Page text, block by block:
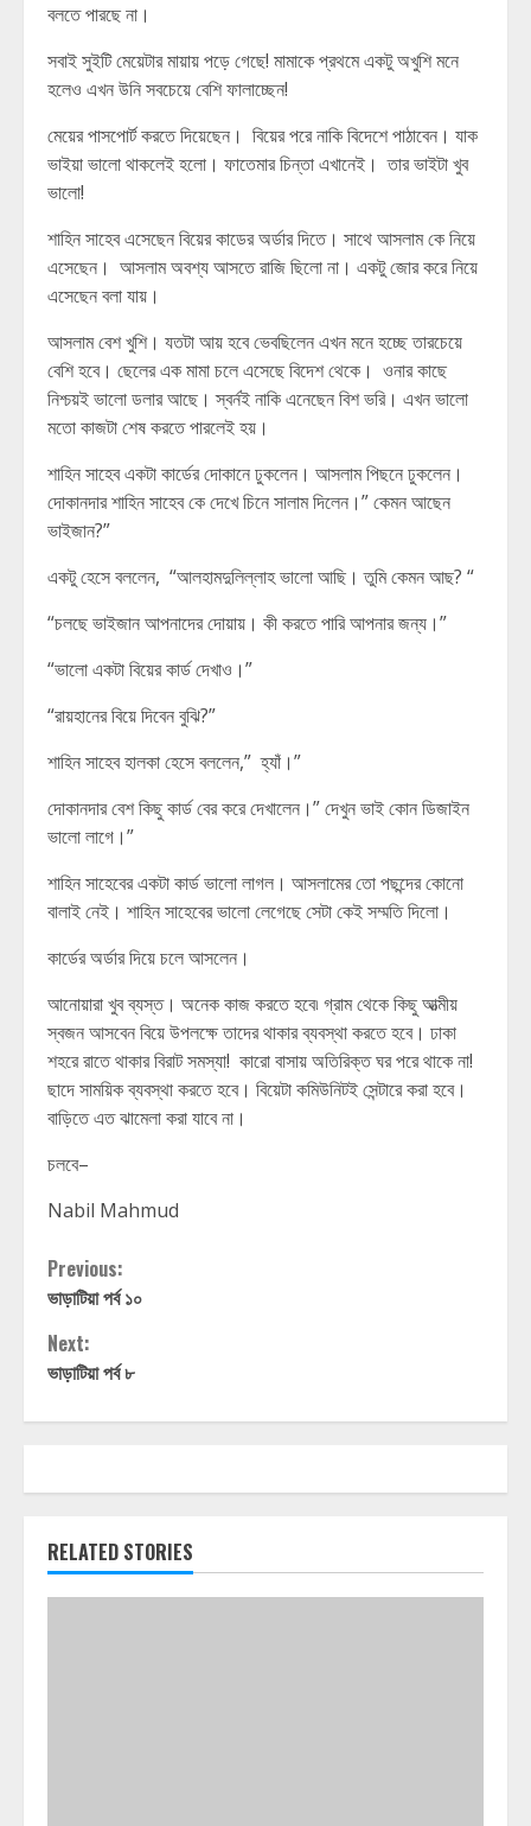
বলতে পারছে না।
সবাই সুইটি মেয়েটার মায়ায় পড়ে গেছে! মামাকে প্রথমে একটু অখুশি মনে
হলেও এখন উনি সবচেয়ে বেশি ফালাচ্ছেন!
মেয়ের পাসপোর্ট করতে দিয়েছেন। বিয়ের পরে নাকি বিদেশে পাঠাবেন। যাক
ভাইয়া ভালো থাকলেই হলো। ফাতেমার চিন্তা এখানেই। তার ভাইটা খুব
ভালো!
শাহিন সাহেব এসেছেন বিয়ের কাডের অর্ডার দিতে। সাথে আসলাম কে নিয়ে
এসেছেন। আসলাম অবশ্য আসতে রাজি ছিলো না। একটু জোর করে নিয়ে
এসেছেন বলা যায়।
আসলাম বেশ খুশি। যতটা আয় হবে ভেবছিলেন এখন মনে হচ্ছে তারচেয়ে
বেশি হবে। ছেলের এক মামা চলে এসেছে বিদেশ থেকে। ওনার কাছে
নিশ্চয়ই ভালো ডলার আছে। স্বর্নই নাকি এনেছেন বিশ ভরি। এখন ভালো
মতো কাজটা শেষ করতে পারলেই হয়।
শাহিন সাহেব একটা কার্ডের দোকানে ঢুকলেন। আসলাম পিছনে ঢুকলেন।
দোকানদার শাহিন সাহেব কে দেখে চিনে সালাম দিলেন।” কেমন আছেন
ভাইজান?”
একটু হেসে বললেন, “আলহামদুলিল্লাহ ভালো আছি। তুমি কেমন আছ? “
“চলছে ভাইজান আপনাদের দোয়ায়। কী করতে পারি আপনার জন্য।”
“ভালো একটা বিয়ের কার্ড দেখাও।”
“রায়হানের বিয়ে দিবেন বুঝি?”
শাহিন সাহেব হালকা হেসে বললেন,” হ্যাঁ।”
দোকানদার বেশ কিছু কার্ড বের করে দেখালেন।” দেখুন ভাই কোন ডিজাইন
ভালো লাগে।”
শাহিন সাহেবের একটা কার্ড ভালো লাগল। আসলামের তো পছন্দের কোনো
বালাই নেই। শাহিন সাহেবের ভালো লেগেছে সেটা কেই সম্মতি দিলো।
কার্ডের অর্ডার দিয়ে চলে আসলেন।
আনোয়ারা খুব ব্যস্ত। অনেক কাজ করতে হবে৷ গ্রাম থেকে কিছু আত্মীয়
স্বজন আসবেন বিয়ে উপলক্ষে তাদের থাকার ব্যবস্থা করতে হবে। ঢাকা
শহরে রাতে থাকার বিরাট সমস্যা! কারো বাসায় অতিরিক্ত ঘর পরে থাকে না!
ছাদে সাময়িক ব্যবস্থা করতে হবে। বিয়েটা কমিউনিটই সেন্টারে করা হবে।
বাড়িতে এত ঝামেলা করা যাবে না।
চলবে–
Nabil Mahmud
Continue
Reading
Previous:
ভাড়াটিয়া পর্ব ১০
Next:
ভাড়াটিয়া পর্ব ৮
RELATED STORIES